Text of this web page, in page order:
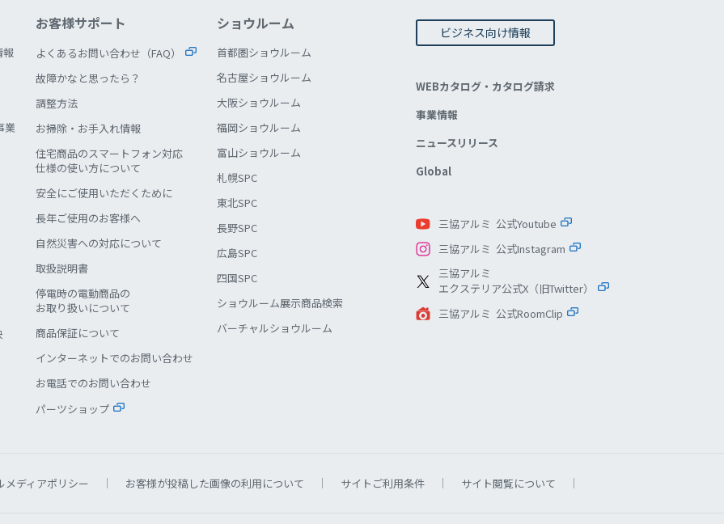
報
業
お客様サポート
よくあるお問い合わせ（FAQ）
故障かなと思ったら？
調整方法
お掃除・お手入れ情報
住宅商品のスマートフォン対応
仕様の使い方について
安全にご使用いただくために
長年ご使用のお客様へ
自然災害への対応について
取扱説明書
停電時の電動商品の
お取り扱いについて
商品保証について
インターネットでのお問い合わせ
お電話でのお問い合わせ
パーツショップ
ショウルーム
首都圏ショウルーム
名古屋ショウルーム
大阪ショウルーム
福岡ショウルーム
富山ショウルーム
札幌SPC
東北SPC
長野SPC
広島SPC
四国SPC
ショウルーム展示商品検索
バーチャルショウルーム
ビジネス向け情報
WEBカタログ・カタログ請求
事業情報
ニュースリリース
Global
三協アルミ 公式Youtube
三協アルミ 公式Instagram
三協アルミ
エクステリア公式X（旧Twitter）
三協アルミ 公式RoomClip
メディアポリシー お客様が投稿した画像の利用について サイトご利用条件 サイト閲覧について